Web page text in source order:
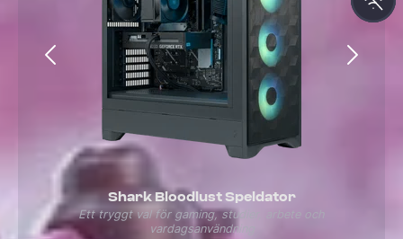
Shark Bloodlust Speldator
Ett tryggt val för gaming, studier, arbete och
vardagsanvändning